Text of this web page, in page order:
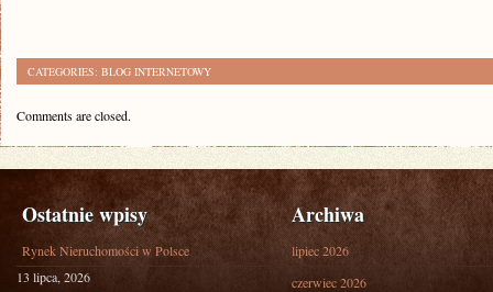
CATEGORIES: BLOG INTERNETOWY
Comments are closed.
Ostatnie wpisy
Rynek Nieruchomości w Polsce
13 lipca, 2026
Archiwa
lipiec 2026
czerwiec 2026